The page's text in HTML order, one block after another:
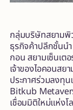
กลุ่มบริษัทสยาม
ธุรกิจค้าปลีกชั้นน
กอน สยามเซ็นเต
เจ้าของไอคอนสย
ประกาศร่วมลงทุ
Bitkub
เชื่อมมิติใหม่แห่ง